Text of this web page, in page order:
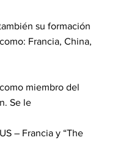
su formación
Francia, China,
miembro del
Se le
– Francia y “The